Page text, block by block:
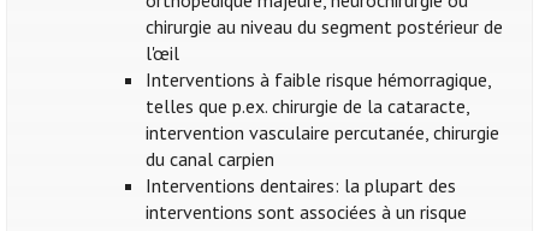
chirurgie au niveau du segment postérieur de
l'œil
Interventions à faible risque hémorragique,
telles que p.ex. chirurgie de la cataracte,
intervention vasculaire percutanée, chirurgie
du canal carpien
Interventions dentaires: la plupart des
interventions sont associées à un risque